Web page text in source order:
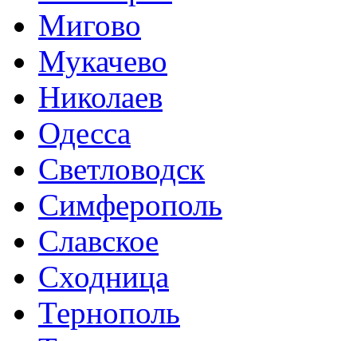
Мигово
Мукачево
Николаев
Одесса
Светловодск
Симферополь
Славское
Сходница
Тернополь